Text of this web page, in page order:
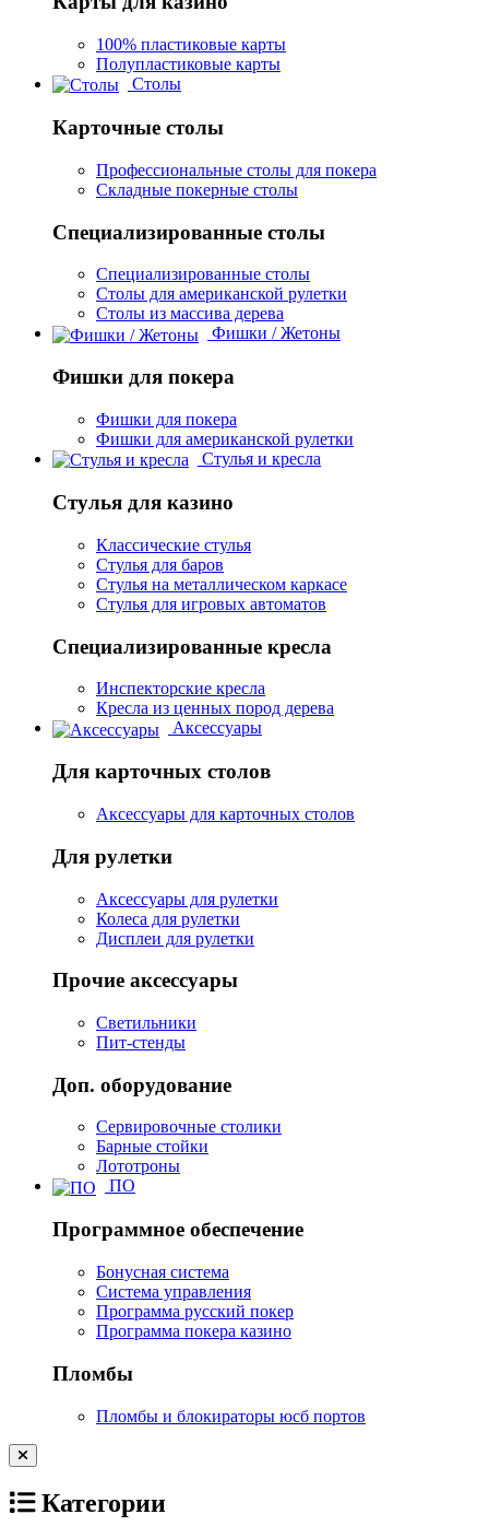
100% пластиковые карты
Полупластиковые карты
Столы
Карточные столы
Профессиональные столы для покера
Складные покерные столы
Специализированные столы
Специализированные столы
Столы для американской рулетки
Столы из массива дерева
Фишки / Жетоны
Фишки для покера
Фишки для покера
Фишки для американской рулетки
Стулья и кресла
Стулья для казино
Классические стулья
Стулья для баров
Стулья на металлическом каркасе
Стулья для игровых автоматов
Специализированные кресла
Инспекторские кресла
Кресла из ценных пород дерева
Аксессуары
Для карточных столов
Аксессуары для карточных столов
Для рулетки
Аксессуары для рулетки
Колеса для рулетки
Дисплеи для рулетки
Прочие аксессуары
Светильники
Пит-стенды
Доп. оборудование
Сервировочные столики
Барные стойки
Лототроны
ПО
Программное обеспечение
Бонусная система
Система управления
Программа русский покер
Программа покера казино
Пломбы
Пломбы и блокираторы юсб портов
Категории